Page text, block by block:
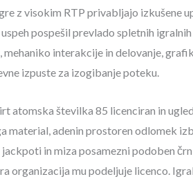
z visokim RTP privabljajo izkušene
pospešil prevlado spletnih
interakcije in delovanje,
izpuste za izogibanje poteku.
številka 85 licenciran in
adenin prostoren odlomek
in miza posamezni podoben
mu podeljuje licenco.